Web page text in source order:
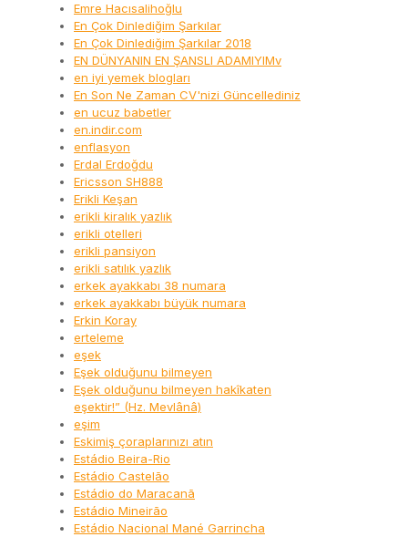
Emre Hacısalihoğlu
En Çok Dinlediğim Şarkılar
En Çok Dinlediğim Şarkılar 2018
EN DÜNYANIN EN ŞANSLI ADAMIYIMv
en iyi yemek blogları
En Son Ne Zaman CV'nizi Güncellediniz
en ucuz babetler
en.indir.com
enflasyon
Erdal Erdoğdu
Ericsson SH888
Erikli Keşan
erikli kiralık yazlık
erikli otelleri
erikli pansiyon
erikli satılık yazlık
erkek ayakkabı 38 numara
erkek ayakkabı büyük numara
Erkin Koray
erteleme
eşek
Eşek olduğunu bilmeyen
Eşek olduğunu bilmeyen hakîkaten
eşektir!” (Hz. Mevlânâ)
eşim
Eskimiş çoraplarınızı atın
Estádio Beira-Rio
Estádio Castelão
Estádio do Maracanã
Estádio Mineirão
Estádio Nacional Mané Garrincha